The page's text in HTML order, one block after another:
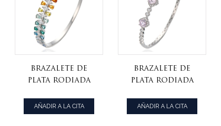
Brazalete de
plata rodiada
cúbica de color
arcoíris
AÑADIR A LA CITA
Brazalete de
plata rodiada
cúbica rosa y
diamante
AÑADIR A LA CITA